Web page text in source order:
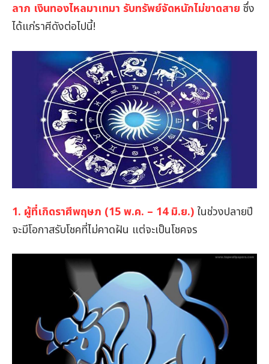
ลาภ เงินทองไหลมาเทมา รับทรัพย์จัดหนักไม่ขาดสาย ซึ่ง
ได้แก่ราศีดังต่อไปนี้!
1. ผู้ที่เกิดราศีพฤษภ (15 พ.ค. – 14 มิ.ย.)ในช่วงปลายปี
จะมีโอกาสรับโชคที่ไม่คาดฝัน แต่จะเป็นโชคจร